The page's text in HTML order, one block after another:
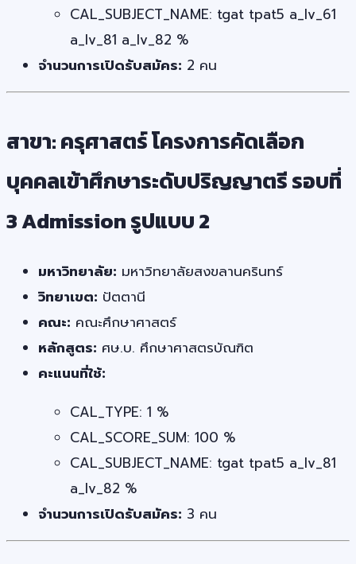
CAL_SUBJECT_NAME: tgat tpat5 a_lv_61
a_lv_81 a_lv_82 %
จำนวนการเปิดรับสมัคร: 2 คน
สาขา: ครุศาสตร์ โครงการคัดเลือก
บุคคลเข้าศึกษาระดับปริญญาตรี รอบที่
3 Admission รูปแบบ 2
มหาวิทยาลัย: มหาวิทยาลัยสงขลานครินทร์
วิทยาเขต: ปัตตานี
คณะ: คณะศึกษาศาสตร์
หลักสูตร: ศษ.บ. ศึกษาศาสตรบัณฑิต
คะแนนที่ใช้:
CAL_TYPE: 1 %
CAL_SCORE_SUM: 100 %
CAL_SUBJECT_NAME: tgat tpat5 a_lv_81
a_lv_82 %
จำนวนการเปิดรับสมัคร: 3 คน